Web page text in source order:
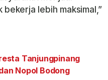
lebih maksimal,”
Tanjungpinang
Nopol Bodong